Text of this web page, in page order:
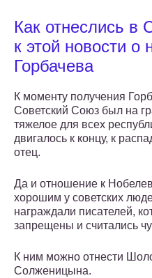
Как отнеслись
к этой новости о
Горбачева
К моменту получения
Советский Союз был на
тяжелое для всех
двигалось к концу, к
отец.
Да и отношение к
хорошим у советских
награждали писателей,
запрещены и считались
К ним можно отнести
Солженицына.